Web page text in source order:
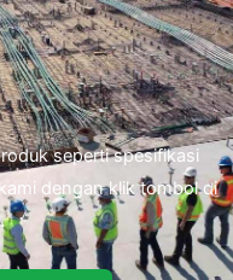
seperti spesifikasi
dengan klik tombol di